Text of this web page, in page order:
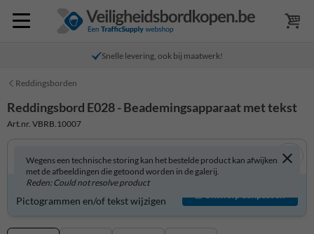
Snelle levering, ook bij maatwerk!
Reddingsborden
Reddingsbord E028 - Beademingsapparaat met tekst
Art.nr. VBRB.10007
Wegens een technische storing kan het bestelde product kan afwijken
met de afbeeldingen die getoond worden in de galerij.
Reden: Could not resolve product
Reddingsbord zelf aanpassen?
Pictogrammen en/of tekst wijzigen
Ontwerp aanpassen